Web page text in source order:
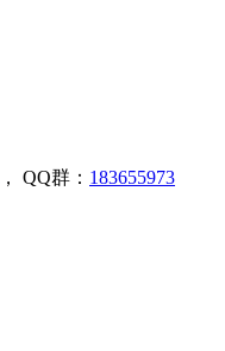
， QQ群： 183655973